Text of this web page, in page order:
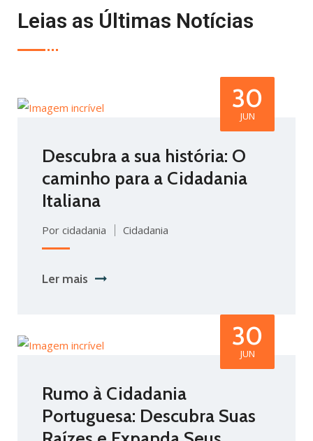
Leias as Últimas Notícias
30
JUN
Descubra a sua história: O
caminho para a Cidadania
Italiana
Por cidadania Cidadania
Ler mais
30
JUN
Rumo à Cidadania
Portuguesa: Descubra Suas